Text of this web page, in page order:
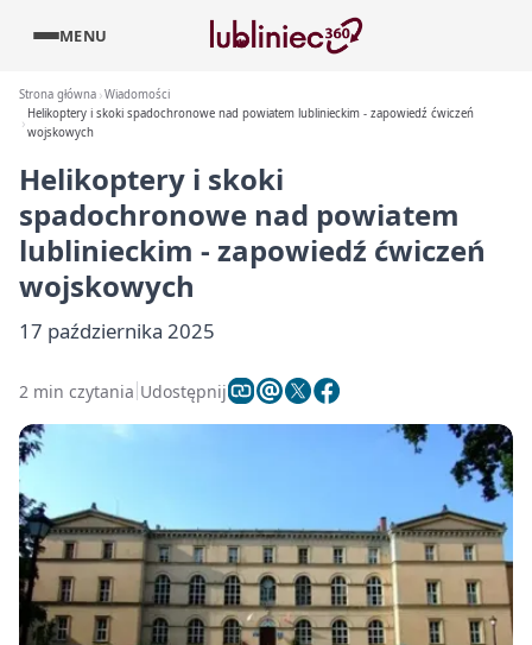
MENU
Strona główna Wiadomości
Helikoptery i skoki spadochronowe nad powiatem lublinieckim - zapowiedź ćwiczeń
wojskowych
Helikoptery i skoki
spadochronowe nad powiatem
lublinieckim - zapowiedź ćwiczeń
wojskowych
17 października 2025
2 min czytania Udostępnij